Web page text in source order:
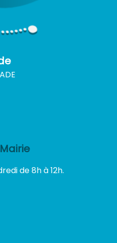
de 8h à 12h.